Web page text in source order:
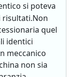
si poteva
risultati.Non
quel
identici
meccanico
non sia